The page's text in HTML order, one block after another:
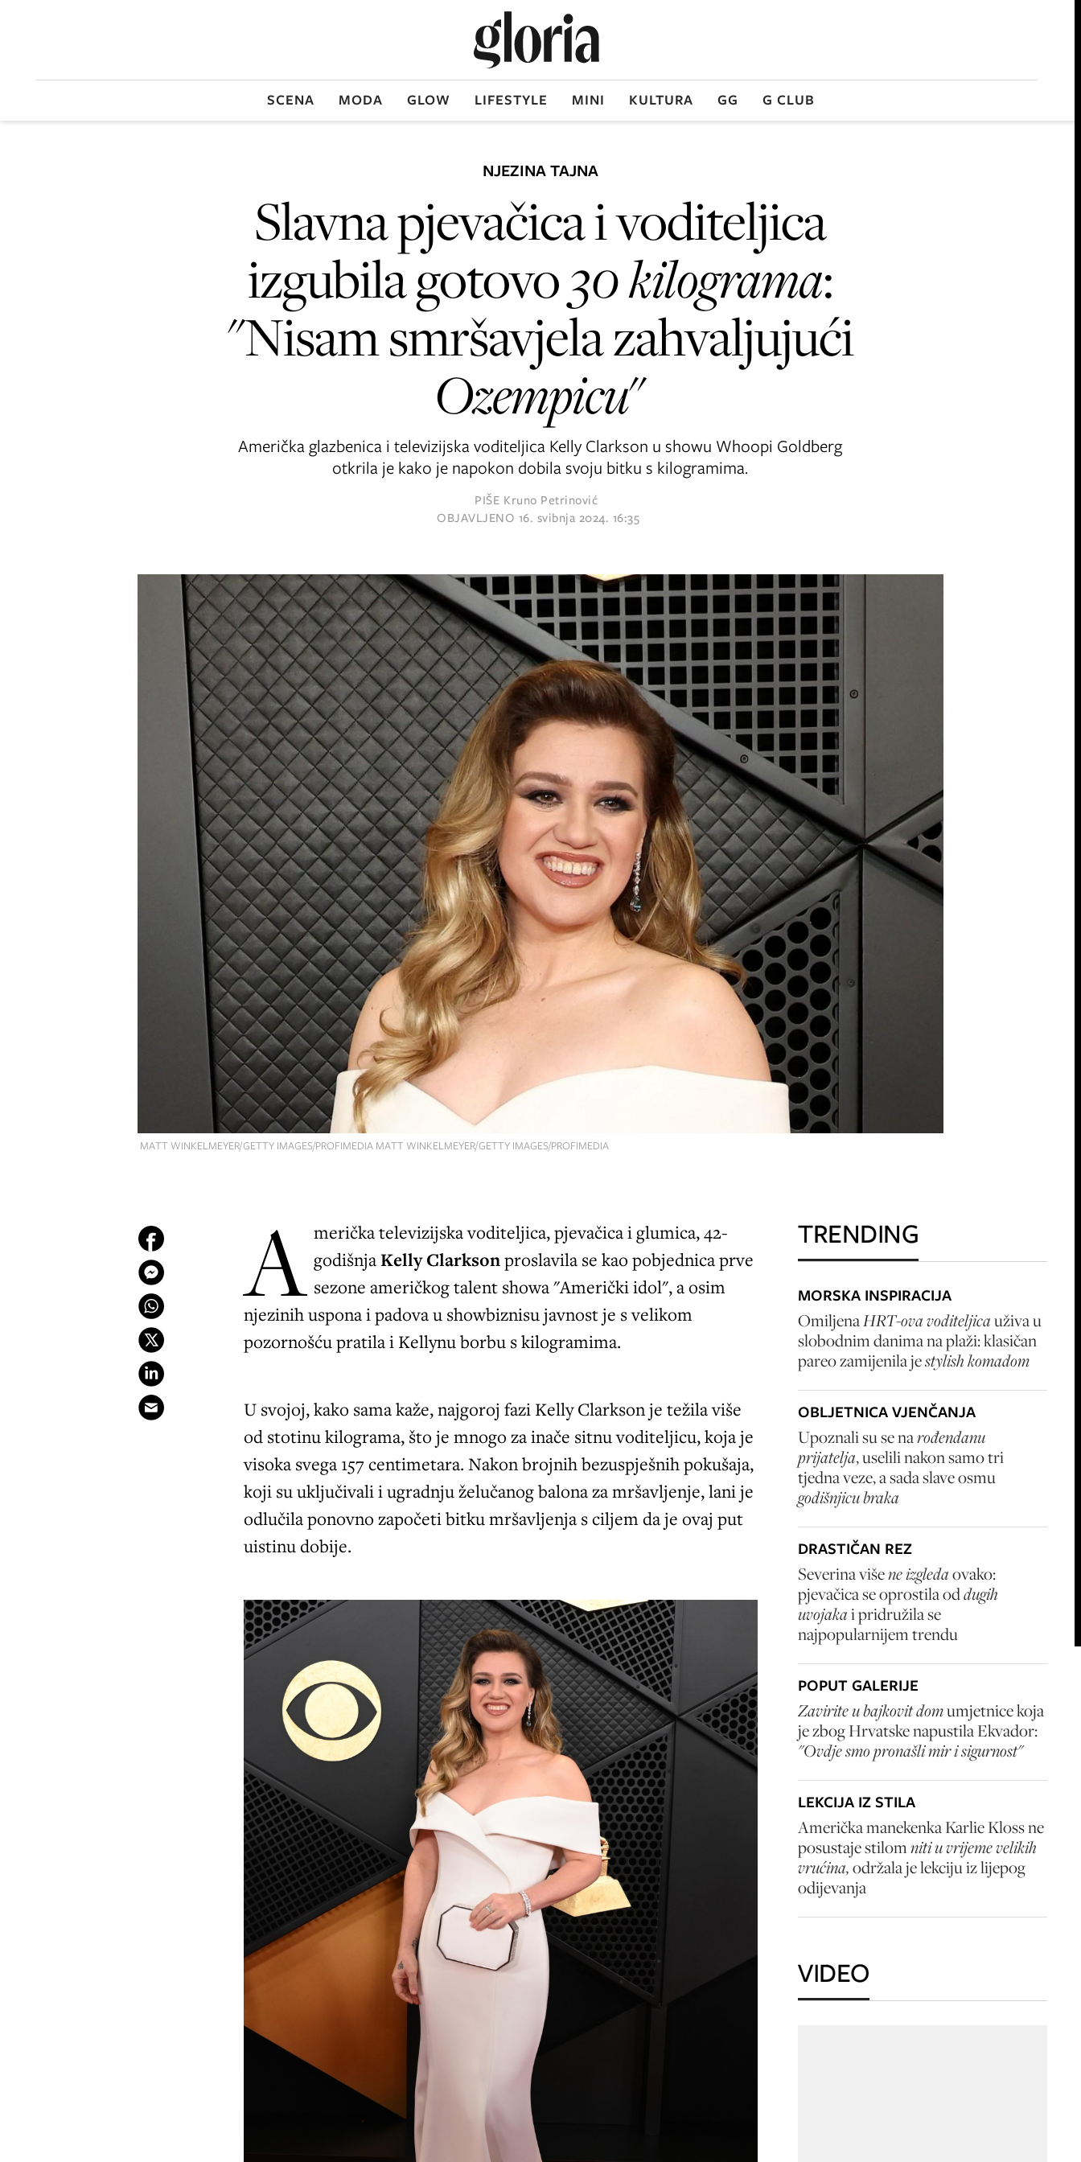
SCENA MODA GLOW LIFESTYLE MINI KULTURA GG G CLUB
MATT WINKELMEYER/GETTY IMAGES/PROFIMEDIA MATT WINKELMEYER/GETTY IMAGES/PROFIMEDIA
NJEZINA TAJNA
Slavna pjevačica i voditeljica
izgubila gotovo30 kilograma:
"Nisam smršavjela zahvaljujući
Ozempicu"
Američka glazbenica i televizijska voditeljica Kelly Clarkson u showu Whoopi Goldberg
otkrila je kako je napokon dobila svoju bitku s kilogramima.
PIŠE Kruno Petrinović
OBJAVLJENO 16. svibnja 2024. 16:35
A merička televizijska voditeljica, pjevačica i glumica, 42-
godišnjaKelly Clarksonproslavila se kao pobjednica prve
sezone američkog talent showa "Američki idol", a osim
njezinih uspona i padova u showbiznisu javnost je s velikom
pozornošću pratila i Kellynu borbu s kilogramima.
U svojoj, kako sama kaže, najgoroj fazi Kelly Clarkson je težila više
od stotinu kilograma, što je mnogo za inače sitnu voditeljicu, koja je
visoka svega 157 centimetara. Nakon brojnih bezuspješnih pokušaja,
koji su uključivali i ugradnju želučanog balona za mršavljenje, lani je
odlučila ponovno započeti bitku mršavljenja s ciljem da je ovaj put
uistinu dobije.
TRENDING
MORSKA INSPIRACIJA
OmiljenaHRT-ova voditeljicauživa u
slobodnim danima na plaži: klasičan
pareo zamijenila jestylish komadom
OBLJETNICA VJENČANJA
Upoznali su se narođendanu
prijatelja, uselili nakon samo tri
tjedna veze, a sada slave osmu
godišnjicu braka
DRASTIČAN REZ
Severina višene izgledaovako:
pjevačica se oprostila oddugih
uvojakai pridružila se
najpopularnijem trendu
POPUT GALERIJE
Zavirite u bajkovit domumjetnice koja
je zbog Hrvatske napustila Ekvador:
"Ovdje smo pronašli mir i sigurnost"
LEKCIJA IZ STILA
Američka manekenka Karlie Kloss ne
posustaje stilomniti u vrijeme velikih
vrućina,održala je lekciju iz lijepog
odijevanja
VIDEO